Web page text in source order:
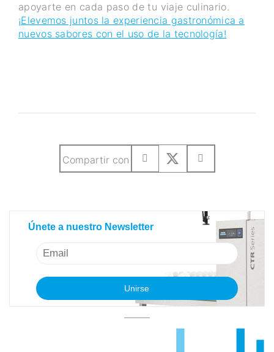
apoyarte en cada paso de tu viaje culinario.
¡Elevemos juntos la experiencia gastronómica a
nuevos sabores con el uso de la tecnología!
Compartir con
Únete a nuestro Newsletter